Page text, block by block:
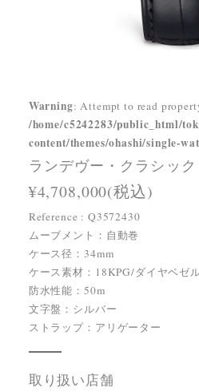
Warning: Attempt to read
/home/c5242283/public_html/
content/themes/ohashi/single-
ランデヴー・クラシッ
¥4,708,000(税込)
Reference : Q3572430
ムーブメント：自動巻
ケース径：34mm
ケース素材：18KPG/ダイヤベゼ
防水性能：50m
文字盤：シルバー
ストラップ：アリゲーター
取り扱い店舗